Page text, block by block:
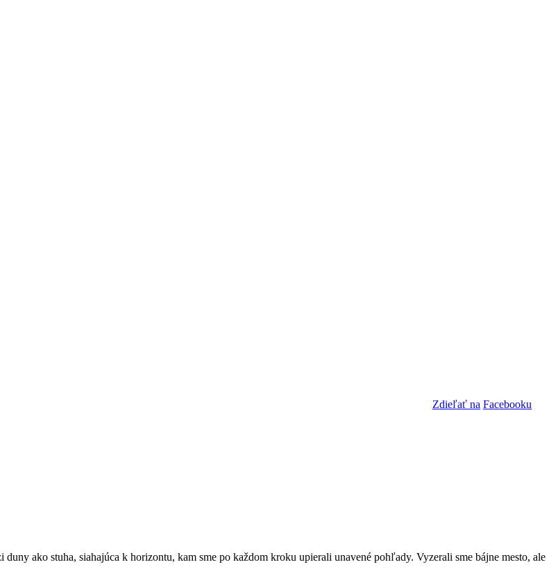
Zdieľať na Facebooku
ako stuha, siahajúca k horizontu, kam sme po každom kroku upierali unavené pohľady. Vyzerali sme bájne mesto, ale